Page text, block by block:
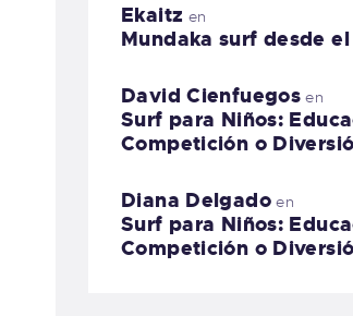
Ekaitz en
Mundaka surf desde
David Cienfuegos en
Surf para Niños:
Competición o
Diana Delgadoen
Surf para Niños:
Competición o